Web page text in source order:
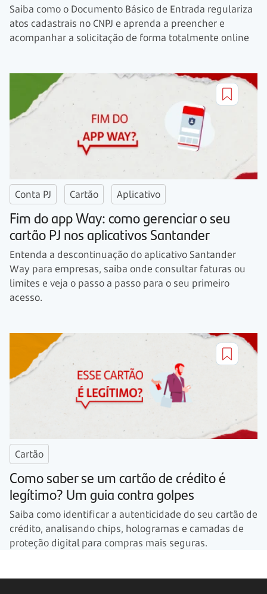
Saiba como o Documento Básico de Entrada regulariza
atos cadastrais no CNPJ e aprenda a preencher e
acompanhar a solicitação de forma totalmente online
Conta PJ Cartão Aplicativo
Fim do app Way: como gerenciar o seu
cartão PJ nos aplicativos Santander
Entenda a descontinuação do aplicativo Santander
Way para empresas, saiba onde consultar faturas ou
limites e veja o passo a passo para o seu primeiro
acesso.
Cartão
Como saber se um cartão de crédito é
legítimo? Um guia contra golpes
Saiba como identificar a autenticidade do seu cartão de
crédito, analisando chips, hologramas e camadas de
proteção digital para compras mais seguras.